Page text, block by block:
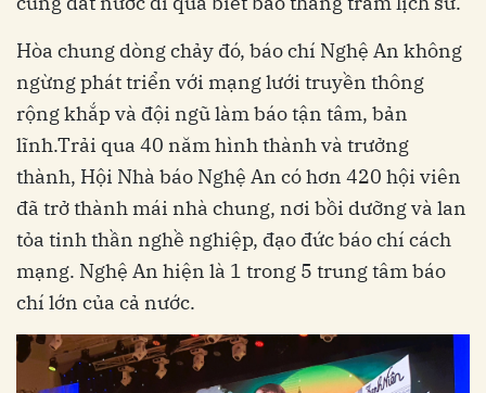
Hòa chung dòng chảy đó, báo chí Nghệ An không
ngừng phát triển với mạng lưới truyền thông
rộng khắp và đội ngũ làm báo tận tâm, bản
lĩnh.Trải qua 40 năm hình thành và trưởng
thành, Hội Nhà báo Nghệ An có hơn 420 hội viên
đã trở thành mái nhà chung, nơi bồi dưỡng và lan
tỏa tinh thần nghề nghiệp, đạo đức báo chí cách
mạng. Nghệ An hiện là 1 trong 5 trung tâm báo
chí lớn của cả nước.